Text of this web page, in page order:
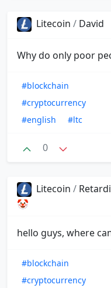
Litecoin / David
Why do only poor
#blockchain
#cryptocurrency
#english
#ltc
0
Litecoin /
🤡
hello guys, where
#blockchain
#cryptocurrency